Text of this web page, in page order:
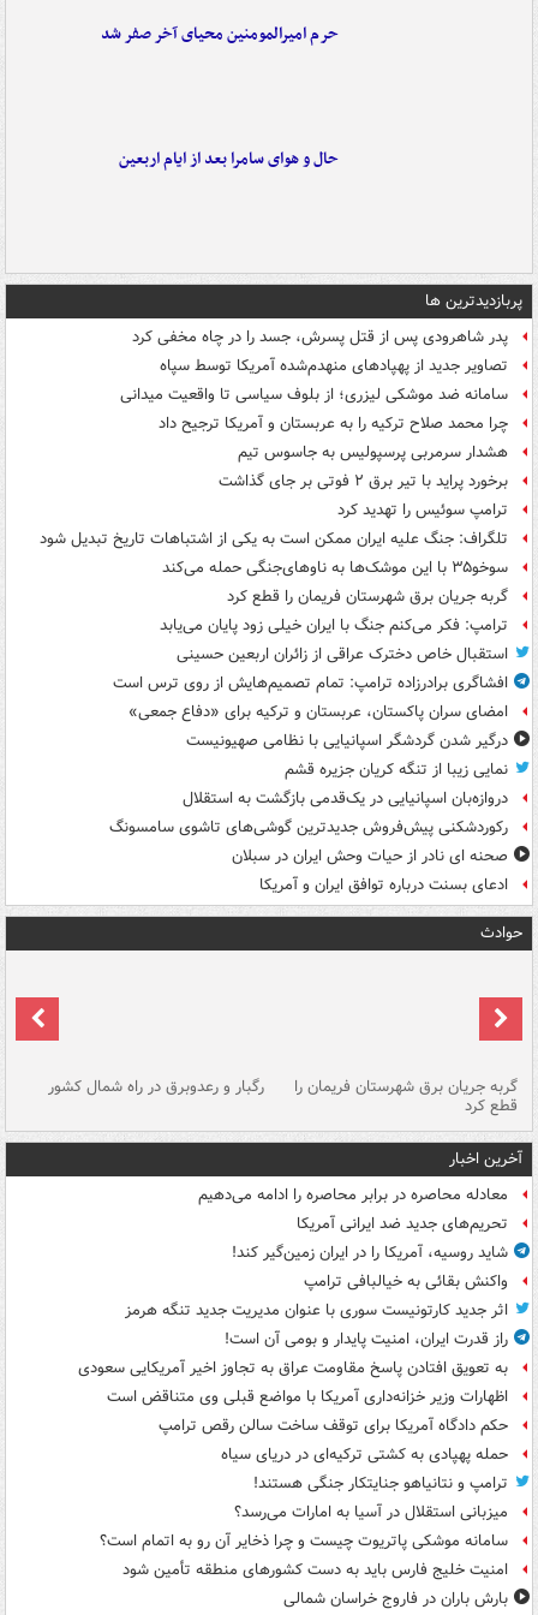
حرم امیرالمومنین محیای آخر صفر شد
حال و هوای سامرا بعد از ایام اربعین
پربازدیدترین ها
پدر شاهرودی پس از قتل پسرش، جسد را در چاه مخفی کرد
تصاویر جدید از پهپادهای منهدم‌شده آمریکا توسط سپاه
سامانه ضد موشکی لیزری؛ از بلوف سیاسی تا واقعیت میدانی
چرا محمد صلاح ترکیه را به عربستان و آمریکا ترجیح داد
هشدار سرمربی پرسپولیس به جاسوس تیم
برخورد پراید با تیر برق ۲ فوتی بر جای گذاشت
ترامپ سوئیس را تهدید کرد
تلگراف: جنگ علیه ایران ممکن است به یکی از اشتباهات تاریخ تبدیل شود
سوخو۳۵ با این موشک‌ها به ناوهای‌جنگی حمله می‌کند
گربه جریان برق شهرستان فریمان را قطع کرد
ترامپ: فکر می‌کنم جنگ با ایران خیلی زود پایان می‌یابد
استقبال خاص دخترک عراقی از زائران اربعین حسینی
افشاگری برادرزاده ترامپ: تمام تصمیم‌هایش از روی ترس است
امضای سران پاکستان، عربستان و ترکیه برای «دفاع جمعی»
درگیر شدن گردشگر اسپانیایی با نظامی صهیونیست
نمایی زیبا از تنگه کریان جزیره قشم
دروازه‌بان اسپانیایی در یک‌قدمی بازگشت به استقلال
رکوردشکنی پیش‌فروش جدیدترین گوشی‌های تاشوی سامسونگ
صحنه ای نادر از حیات وحش ایران در سبلان
ادعای بسنت درباره توافق ایران و آمریکا
حوادث
گربه جریان برق شهرستان فریمان را
قطع کرد
رگبار و رعدوبرق در راه شمال کشور
آخرین اخبار
معادله محاصره در برابر محاصره را ادامه می‌دهیم
تحریم‌های جدید ضد ایرانی آمریکا
شاید روسیه، آمریکا را در ایران زمین‌گیر کند!
واکنش بقائی به خیالبافی ترامپ
اثر جدید کارتونیست سوری با عنوان مدیریت جدید تنگه هرمز
راز قدرت ایران، امنیت پایدار و بومی آن است!
به تعویق افتادن پاسخ مقاومت عراق به تجاوز اخیر آمریکایی سعودی
اظهارات وزیر خزانه‌داری آمریکا با مواضع قبلی وی متناقض است
حکم دادگاه آمریکا برای توقف ساخت سالن رقص ترامپ
حمله پهپادی به کشتی ترکیه‌ای در دریای سیاه
ترامپ و نتانیاهو جنایتکار جنگی هستند!
میزبانی استقلال در آسیا به امارات می‌رسد؟
سامانه موشکی پاتریوت چیست و چرا ذخایر آن رو به اتمام است؟
امنیت خلیج فارس باید به دست کشورهای منطقه تأمین شود
بارش باران در فاروج خراسان شمالی